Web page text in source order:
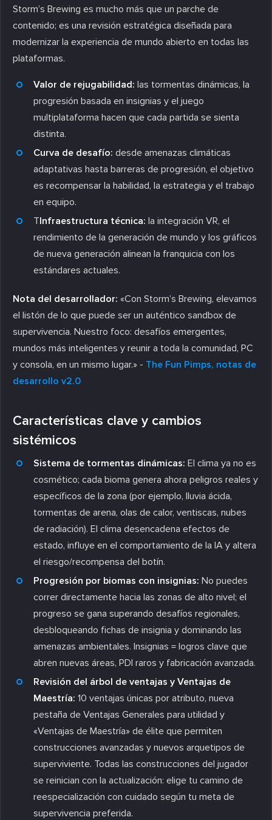
Storm’s Brewing es mucho más que un parche de
contenido; es una revisión estratégica diseñada para
modernizar la experiencia de mundo abierto en todas las
plataformas.
Valor de rejugabilidad: las tormentas dinámicas, la
progresión basada en insignias y el juego
multiplataforma hacen que cada partida se sienta
distinta.
Curva de desafío: desde amenazas climáticas
adaptativas hasta barreras de progresión, el objetivo
es recompensar la habilidad, la estrategia y el trabajo
en equipo.
TInfraestructura técnica: la integración VR, el
rendimiento de la generación de mundo y los gráficos
de nueva generación alinean la franquicia con los
estándares actuales.
Nota del desarrollador: «Con Storm’s Brewing, elevamos
el listón de lo que puede ser un auténtico sandbox de
supervivencia. Nuestro foco: desafíos emergentes,
mundos más inteligentes y reunir a toda la comunidad, PC
y consola, en un mismo lugar.» - The Fun Pimps, notas de
desarrollo v2.0
Características clave y cambios
sistémicos
Sistema de tormentas dinámicas: El clima ya no es
cosmético; cada bioma genera ahora peligros reales y
específicos de la zona (por ejemplo, lluvia ácida,
tormentas de arena, olas de calor, ventiscas, nubes
de radiación). El clima desencadena efectos de
estado, influye en el comportamiento de la IA y altera
el riesgo/recompensa del botín.
Progresión por biomas con insignias: No puedes
correr directamente hacia las zonas de alto nivel; el
progreso se gana superando desafíos regionales,
desbloqueando fichas de insignia y dominando las
amenazas ambientales. Insignias = logros clave que
abren nuevas áreas, PDI raros y fabricación avanzada.
Revisión del árbol de ventajas y Ventajas de
Maestría: 10 ventajas únicas por atributo, nueva
pestaña de Ventajas Generales para utilidad y
«Ventajas de Maestría» de élite que permiten
construcciones avanzadas y nuevos arquetipos de
superviviente. Todas las construcciones del jugador
se reinician con la actualización: elige tu camino de
reespecialización con cuidado según tu meta de
supervivencia preferida.